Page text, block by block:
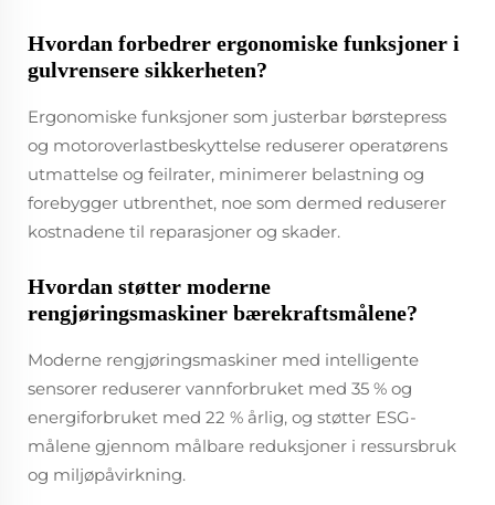
Hvordan forbedrer ergonomiske funksjoner i
gulvrensere sikkerheten?
Ergonomiske funksjoner som justerbar børstepress
og motoroverlastbeskyttelse reduserer operatørens
utmattelse og feilrater, minimerer belastning og
forebygger utbrenthet, noe som dermed reduserer
kostnadene til reparasjoner og skader.
Hvordan støtter moderne
rengjøringsmaskiner bærekraftsmålene?
Moderne rengjøringsmaskiner med intelligente
sensorer reduserer vannforbruket med 35 % og
energiforbruket med 22 % årlig, og støtter ESG-
målene gjennom målbare reduksjoner i ressursbruk
og miljøpåvirkning.